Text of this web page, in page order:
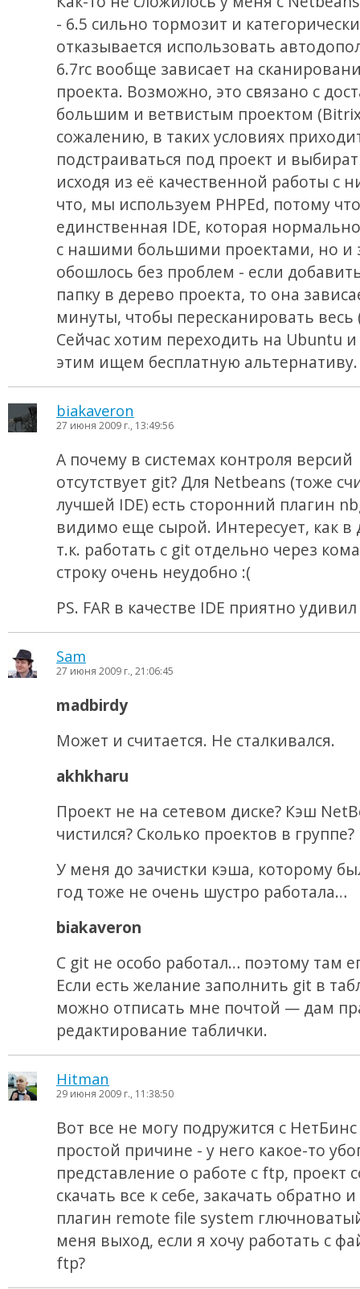
- 6.5 сильно тормозит и категорически
отказывается использовать
6.7rc вообще зависает на
проекта. Возможно, это связано с
большим и ветвистым проектом
сожалению, в таких условиях
подстраиваться под проект и
исходя из её качественной работы с
что, мы используем PHPEd, потому
единственная IDE, которая
с нашими большими проектами, но и
обошлось без проблем - если
папку в дерево проекта, то она
минуты, чтобы пересканировать весь
Сейчас хотим переходить на Ubuntu и
этим ищем бесплатную альтернативу.
biakaveron
27 июня 2009 г., 13:49:56
А почему в системах контроля версий
отсутствует git? Для Netbeans (тоже
лучшей IDE) есть сторонний плагин
видимо еще сырой. Интересует, как в
т.к. работать с git отдельно через
строку очень неудобно :(
PS. FAR в качестве IDE приятно удивил
Sam
27 июня 2009 г., 21:06:45
madbirdy
Может и считается. Не сталкивался.
akhkharu
Проект не на сетевом диске? Кэш
чистился? Сколько проектов в группе?
У меня до зачистки кэша, которому
год тоже не очень шустро работала…
biakaveron
С git не особо работал… поэтому там
Если есть желание заполнить git в
можно отписать мне почтой — дам
редактирование таблички.
Hitman
29 июня 2009 г., 11:38:50
Вот все не могу подружится с
простой причине - у него какое-то
представление о работе с ftp, проект
скачать все к себе, закачать обратно
плагин remote file system
меня выход, если я хочу работать с
ftp?